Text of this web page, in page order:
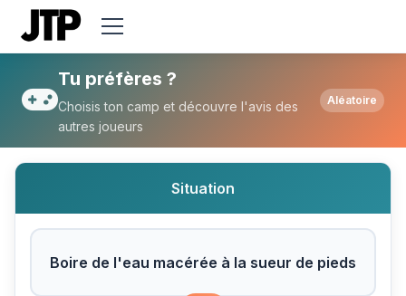
Tu préfères Boire de l'eau macérée à la
Tu préfères ?
Choisis ton camp et découvre l'avis des
autres joueurs
Aléatoire
Situation
Boire de l'eau macérée à la sueur de pieds